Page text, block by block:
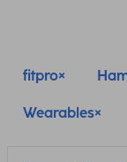
fitpro
Wearables